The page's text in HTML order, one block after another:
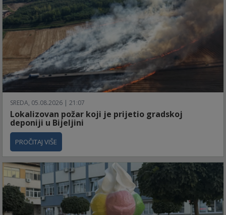
SREDA, 05.08.2026 | 21:07
Lokalizovan požar koji je prijetio gradskoj
deponiji u Bijeljini
PROČITAJ VIŠE